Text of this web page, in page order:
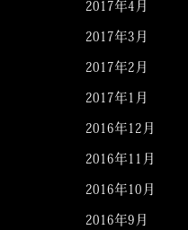
2017年4月
2017年3月
2017年2月
2017年1月
2016年12月
2016年11月
2016年10月
2016年9月